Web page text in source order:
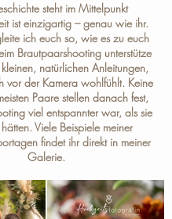
steht im Mittelpunkt
ist einzigartig – genau wie ihr.
ich euch so, wie es zu euch
Brautpaarshooting unterstütze
natürlichen Anleitungen,
vor der Kamera wohlfühlt. Keine
Paare stellen danach fest,
viel entspannter war, als sie
Viele Beispiele meiner
findet ihr direkt in meiner
Galerie.